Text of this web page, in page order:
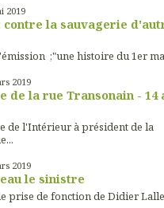
2019
contre la sauvagerie
;"une histoire du 1er
2019
de la rue Transonain - 14
de l'Intérieur à président de la
2019
le sinistre
prise de fonction de Didier